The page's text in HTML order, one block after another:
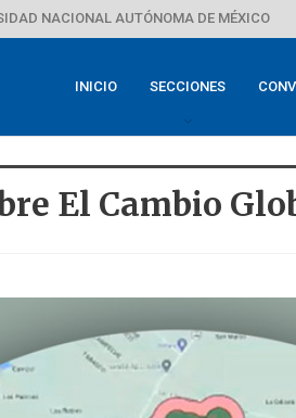
NACIONAL AUTÓNOMA DE MÉXICO
INICIO SECCIONES
El Cambio